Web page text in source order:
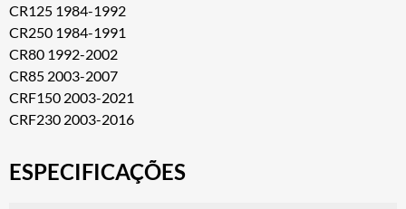
CR125 1984-1992
CR250 1984-1991
CR80 1992-2002
CR85 2003-2007
CRF150 2003-2021
CRF230 2003-2016
ESPECIFICAÇÕES